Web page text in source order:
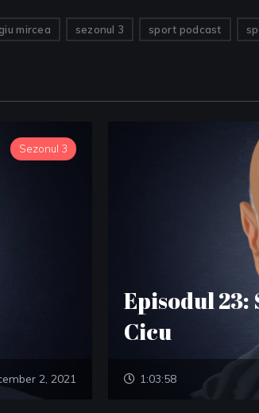
mircea sezonul 3 sport podcast
Sezonul 3
2, 2021
Episodul
Cicu
1:03:58